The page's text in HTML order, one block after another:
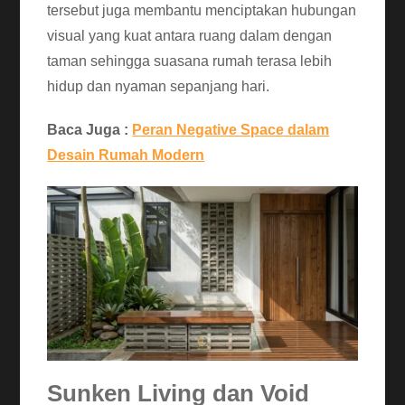
tersebut juga membantu menciptakan hubungan
visual yang kuat antara ruang dalam dengan
taman sehingga suasana rumah terasa lebih
hidup dan nyaman sepanjang hari.
Baca Juga : Peran Negative Space dalam
Desain Rumah Modern
Sunken Living dan Void